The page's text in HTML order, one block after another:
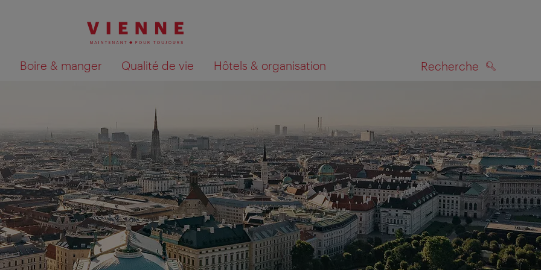
Boire & manger Qualité de vie Hôtels & organisation Recherche